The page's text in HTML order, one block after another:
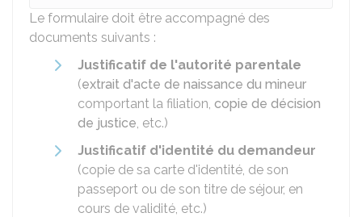
Le formulaire doit être accompagné des
documents suivants :
Justificatif de l'autorité parentale
(extrait d'acte de naissance du mineur
comportant la filiation, copie de décision
de justice, etc.)
Justificatif d'identité du demandeur
(copie de sa carte d'identité, de son
passeport ou de son titre de séjour, en
cours de validité, etc.)